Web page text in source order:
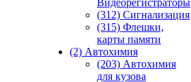
Видеорегистраторы
(312) Сигнализация
(315) Флешки,
карты памяти
(2) Автохимия
(203) Автохимия
для кузова